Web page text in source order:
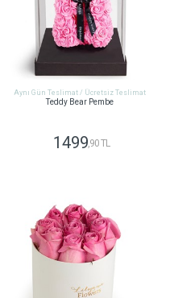
Aynı Gün Teslimat / Ücretsiz Teslimat
Teddy Bear Pembe
1499 ,90 TL